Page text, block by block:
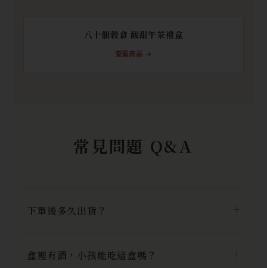
八十佃穀倉 酸甜午茶禮盒
查看商品 →
常見問題 Q&A
下單後多久出貨？
盒裡有酒，小孩能吃這盒嗎？